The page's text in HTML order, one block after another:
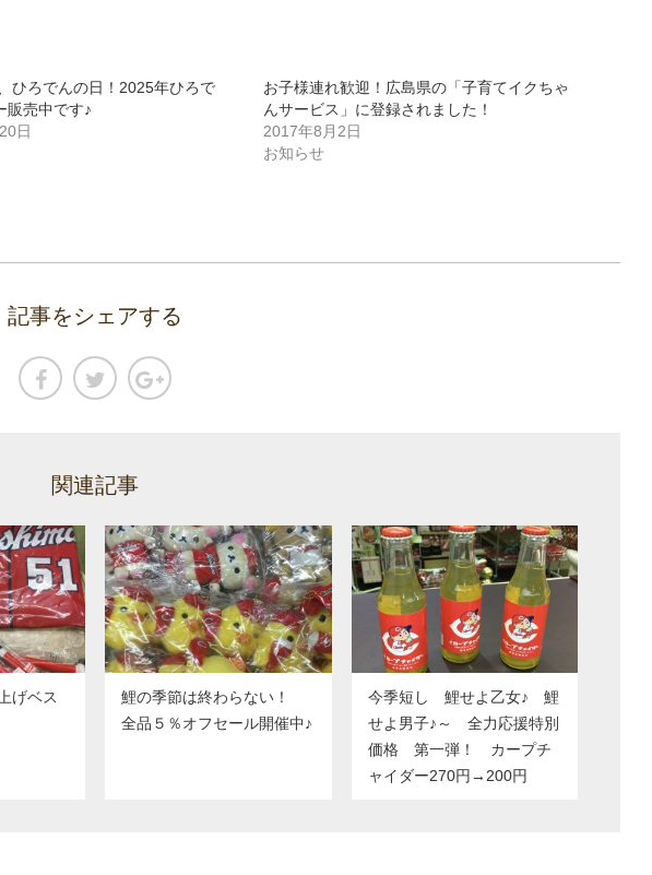
ひろでんの日！2025年ひろで
販売中です♪
日
お子様連れ歓迎！広島県の「子育てイクちゃ
んサービス」に登録されました！
2017年8月2日
お知らせ
記事をシェアする
関連記事
げベス
鯉の季節は終わらない！
全品５％オフセール開催中♪
今季短し 鯉せよ乙女♪ 鯉
せよ男子♪～ 全力応援特別
価格 第一弾！ カープチ
ャイダー270円→200円